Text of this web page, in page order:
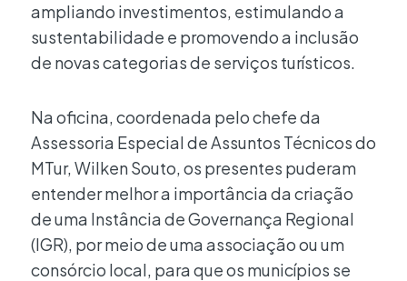
ampliando investimentos, estimulando a
sustentabilidade e promovendo a inclusão
de novas categorias de serviços turísticos.
Na oficina, coordenada pelo chefe da
Assessoria Especial de Assuntos Técnicos do
MTur, Wilken Souto, os presentes puderam
entender melhor a importância da criação
de uma Instância de Governança Regional
(IGR), por meio de uma associação ou um
consórcio local, para que os municípios se